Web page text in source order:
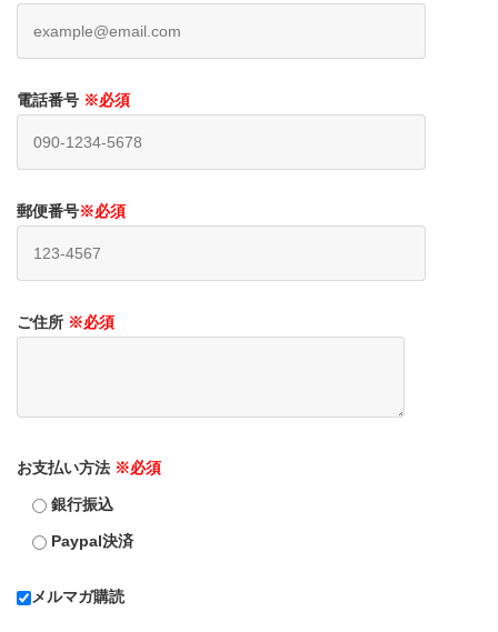
電話番号 ※必須
郵便番号※必須
ご住所 ※必須
お支払い方法 ※必須
銀行振込
Paypal決済
メルマガ購読